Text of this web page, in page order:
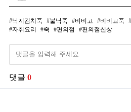
낙지김치죽 불낙죽 비비고 비비고죽
자취요리
죽 편의점 편의점신상
댓글 0